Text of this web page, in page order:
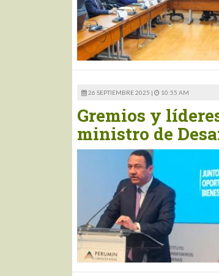
26 SEPTIEMBRE 2025 | 10:55 AM
Gremios y
ministro de